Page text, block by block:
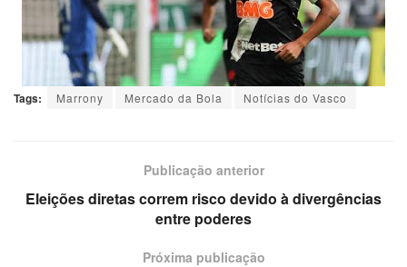
Tags: Marrony Mercado da Bola Notícias do Vasco
Publicação anterior
Eleições diretas correm risco devido à divergências
entre poderes
Próxima publicação